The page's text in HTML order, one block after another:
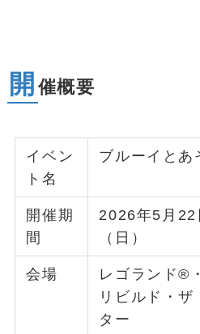
開 催概要
イベン
ト名
ブルーイとあ
開催期
間
2026年5月22
（日）
会場
レゴランド®
リビルド・ザ
ター